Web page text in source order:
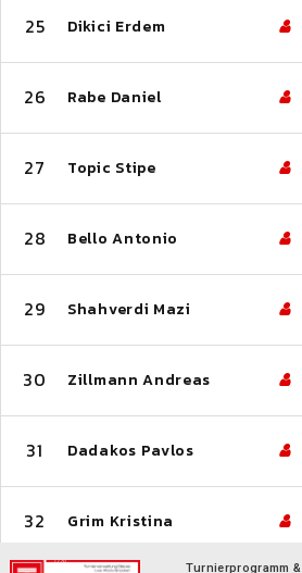
25 Dikici Erdem
26 Rabe Daniel
27 Topic Stipe
28 Bello Antonio
29 Shahverdi Mazi
30 Zillmann Andreas
31 Dadakos Pavlos
32 Grim Kristina
Turnierprogramm &